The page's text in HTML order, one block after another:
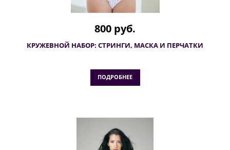
800 руб.
КРУЖЕВНОЙ НАБОР: СТРИНГИ, МАСКА И ПЕРЧАТКИ
ПОДРОБНЕЕ